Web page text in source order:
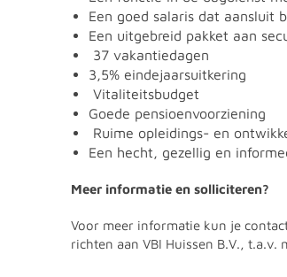
Een goed salaris dat aansluit
Een uitgebreid pakket aan
37 vakantiedagen
3,5% eindejaarsuitkering
Vitaliteitsbudget
Goede pensioenvoorziening
Ruime opleidings- en
Een hecht, gezellig en
Meer informatie en solliciteren?
Voor meer informatie kun je
richten aan VBI Huissen B.V., t.a.v.